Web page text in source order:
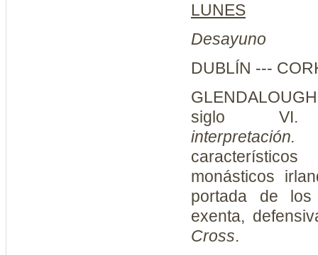
LUNES
Desayuno
DUBLÍN ---
siglo
monásticos
portada de los
exenta,
Cross.